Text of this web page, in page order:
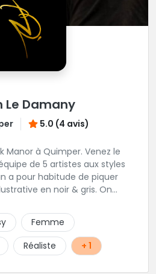
Le Damany
5.0 (4 avis)
Manor à Quimper. Venez le
de 5 artistes aux styles
a pour habitude de piquer
en noir & gris. On
Femme
Réaliste + 1